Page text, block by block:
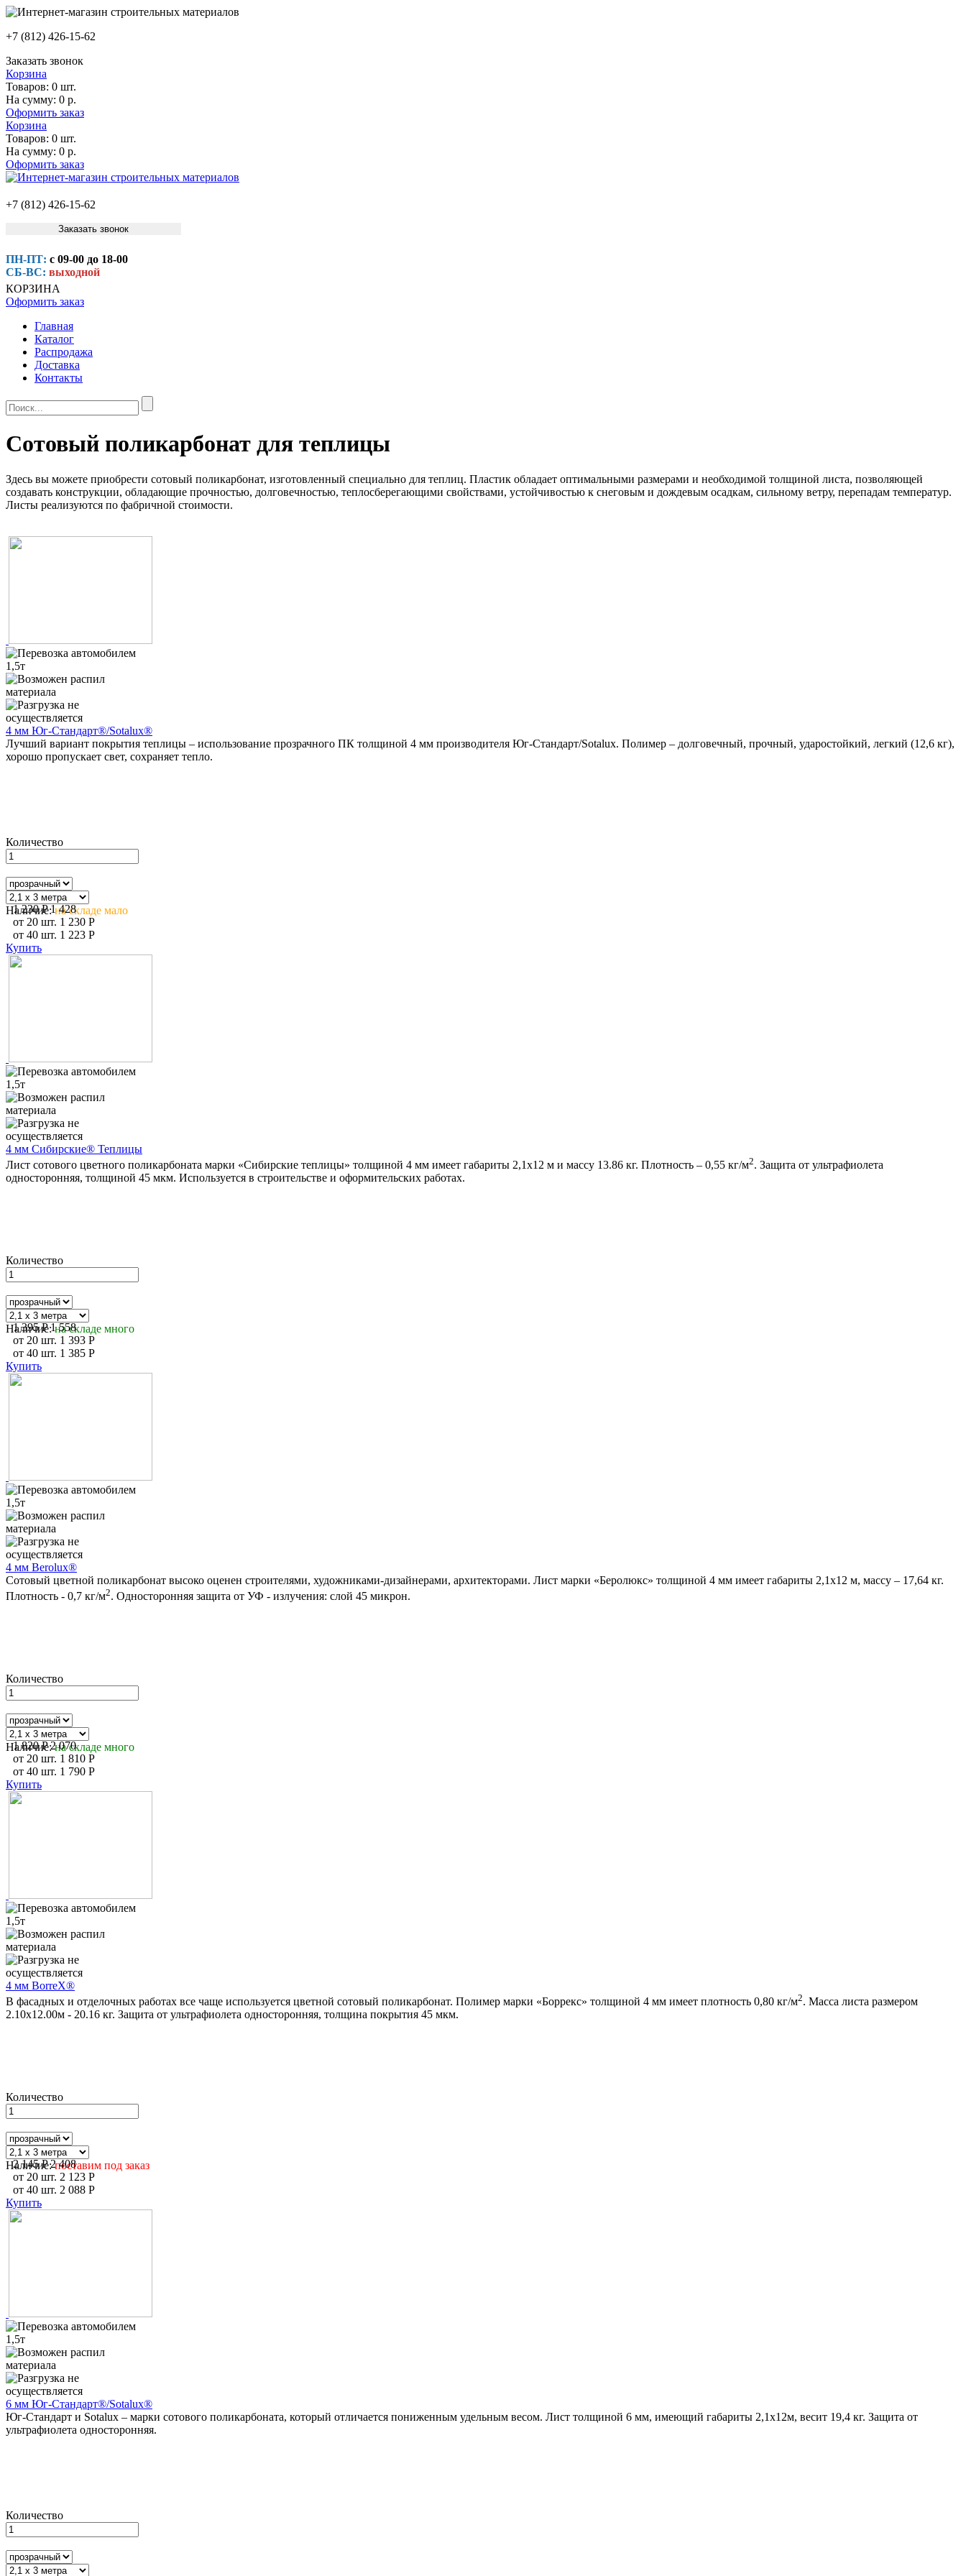
+7 (812) 426-15-62
Заказать звонок
Корзина
Товаров: 0 шт.
На сумму: 0 р.
Оформить заказ
Корзина
Товаров: 0 шт.
На сумму: 0 р.
Оформить заказ
+7 (812) 426-15-62
Заказать звонок
ПН-ПТ: с 09-00 до 18-00
СБ-ВС: выходной
КОРЗИНА
Оформить заказ
Главная
Каталог
Распродажа
Доставка
Контакты
Сотовый поликарбонат для теплицы
Здесь вы можете приобрести сотовый поликарбонат, изготовленный специально для теплиц. Пластик обладает оптимальными размерами и необходимой толщиной листа, позволяющей
создавать конструкции, обладающие прочностью, долговечностью, теплосберегающими свойствами, устойчивостью к снеговым и дождевым осадкам, сильному ветру, перепадам температур.
Листы реализуются по фабричной стоимости.
4 мм Юг-Стандарт®/Sotalux®
Лучший вариант покрытия теплицы – использование прозрачного ПК толщиной 4 мм производителя Юг-Стандарт/Sotalux. Полимер – долговечный, прочный, ударостойкий, легкий (12,6 кг),
хорошо пропускает свет, сохраняет тепло.
Количество
Наличие: на складе мало
1 230 P 1 428
от 20 шт. 1 230 P
от 40 шт. 1 223 P
Купить
4 мм Сибирские® Теплицы
Лист сотового цветного поликарбоната марки «Сибирские теплицы» толщиной 4 мм имеет габариты 2,1х12 м и массу 13.86 кг. Плотность – 0,55 кг/м2. Защита от ультрафиолета
односторонняя, толщиной 45 мкм. Используется в строительстве и оформительских работах.
Количество
Наличие: на складе много
1 395 P 1 558
от 20 шт. 1 393 P
от 40 шт. 1 385 P
Купить
4 мм Berolux®
Сотовый цветной поликарбонат высоко оценен строителями, художниками-дизайнерами, архитекторами. Лист марки «Беролюкс» толщиной 4 мм имеет габариты 2,1х12 м, массу – 17,64 кг.
Плотность - 0,7 кг/м2. Односторонняя защита от УФ - излучения: слой 45 микрон.
Количество
Наличие: на складе много
1 820 P 2 070
от 20 шт. 1 810 P
от 40 шт. 1 790 P
Купить
4 мм BorreX®
В фасадных и отделочных работах все чаще используется цветной сотовый поликарбонат. Полимер марки «Боррекс» толщиной 4 мм имеет плотность 0,80 кг/м2. Масса листа размером
2.10х12.00м - 20.16 кг. Защита от ультрафиолета односторонняя, толщина покрытия 45 мкм.
Количество
Наличие: поставим под заказ
2 145 P 2 408
от 20 шт. 2 123 P
от 40 шт. 2 088 P
Купить
6 мм Юг-Стандарт®/Sotalux®
Юг-Стандарт и Sotalux – марки сотового поликарбоната, который отличается пониженным удельным весом. Лист толщиной 6 мм, имеющий габариты 2,1х12м, весит 19,4 кг. Защита от
ультрафиолета односторонняя.
Количество